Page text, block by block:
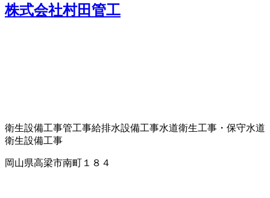
株式会社村田管工
衛生設備工事管工事給排水設備工事水道衛生工事・保守水道
衛生設備工事
岡山県高梁市南町１８４